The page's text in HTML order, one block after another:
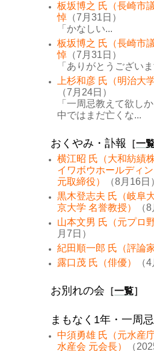
板坂博之 氏（長崎市
悼 （7月31日）
「かなしい...
板坂博之 氏（長崎市
悼 （7月31日）
「ありがとうござい
上杉和彦 氏（明治大
（7月24日）
「一周忌教えて欲し
中ではまだ亡くな...
おくやみ・訃報 ［一
横江昭 氏（大和紡績
イワボウホールディン
元取締役）
（8月16日
黒木登志夫 氏（岐阜
京大学 名誉教授）
（
山本文男 氏（元プロ
月7日）
紀田順一郎 氏（評論家
露口茂 氏（俳優）
（
お別れの会 ［一覧］
まもなく1年・一周忌
中須勇雄 氏（元水産
水産会 元会長）
（